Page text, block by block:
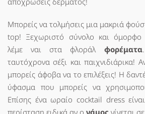
Μπορείς να τολμήσεις μια μακριά
top! Ξεχωριστό σύνολο και όμορφο
λέμε ναι στα φλοράλ φορέματα
ταυτόχρονα σέξι και παιχνιδιάρικα!
μπορείς άφοβα να το επιλέξεις! Η
ύφασμα που μπορείς να
Επίσης ένα ωραίο cocktail dress
περίσταση ειδικά αν ο γάμος γίνεται